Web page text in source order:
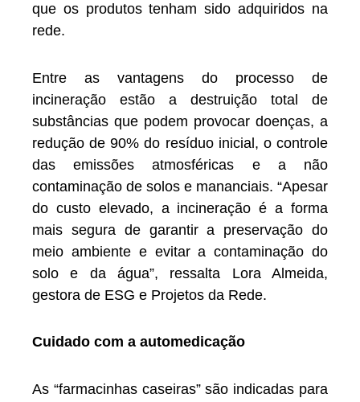
que os produtos tenham sido adquiridos na
rede.
Entre as vantagens do processo de
incineração estão a destruição total de
substâncias que podem provocar doenças, a
redução de 90% do resíduo inicial, o controle
das emissões atmosféricas e a não
contaminação de solos e mananciais. “Apesar
do custo elevado, a incineração é a forma
mais segura de garantir a preservação do
meio ambiente e evitar a contaminação do
solo e da água”, ressalta Lora Almeida,
gestora de ESG e Projetos da Rede.
Cuidado com a automedicação
As “farmacinhas caseiras” são indicadas para